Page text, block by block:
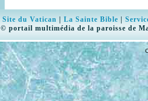
Site du Vatican La Sainte Bible
© portail multimédia de la paroisse de